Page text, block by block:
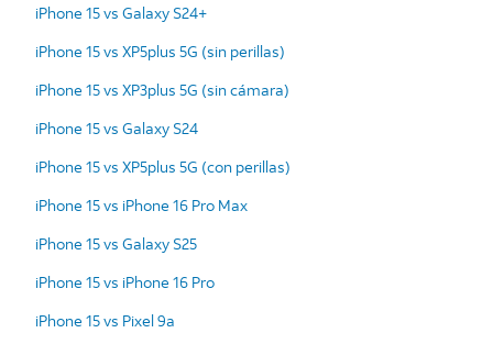
iPhone 15 vs Galaxy S24+
iPhone 15 vs XP5plus 5G (sin perillas)
iPhone 15 vs XP3plus 5G (sin cámara)
iPhone 15 vs Galaxy S24
iPhone 15 vs XP5plus 5G (con perillas)
iPhone 15 vs iPhone 16 Pro Max
iPhone 15 vs Galaxy S25
iPhone 15 vs iPhone 16 Pro
iPhone 15 vs Pixel 9a